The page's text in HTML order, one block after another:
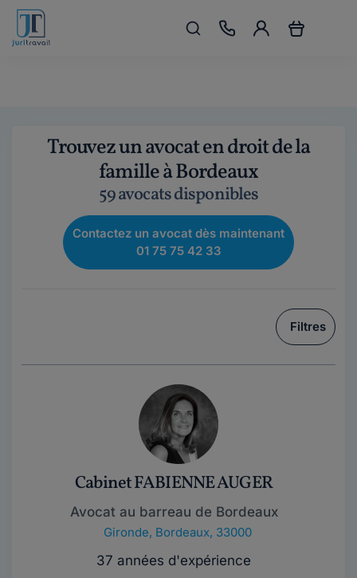
Trouvez un avocat en droit de la
famille à Bordeaux
59 avocats disponibles
Contactez un avocat dès maintenant
01 75 75 42 33
Filtres
Cabinet FABIENNE AUGER
Avocat au barreau de Bordeaux
Gironde, Bordeaux, 33000
37 années d'expérience